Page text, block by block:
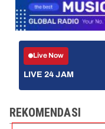
Live Now
LIVE 24 JAM